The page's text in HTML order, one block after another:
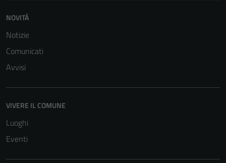
NOVITÀ
Notizie
Comunicati
Avvisi
VIVERE IL COMUNE
Luoghi
Eventi